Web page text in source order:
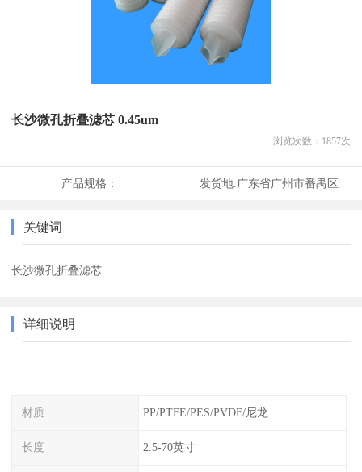
长沙微孔折叠滤芯 0.45um
浏览次数： 1857次
产品规格： 发货地:广东省广州市番禺区
关键词
长沙微孔折叠滤芯
详细说明
材质 PP/PTFE/PES/PVDF/尼龙
长度 2.5-70英寸